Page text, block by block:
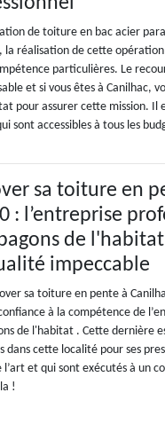
de toiture en bac acier
la réalisation de cette
particulières. Le
et si vous êtes à Canilhac,
pour assurer cette mission. Il
sont accessibles à tous les
sa toiture en
: l’entreprise
de
impeccable
sa toiture en pente à
à la compétence de
de l'habitat . Cette dernière
dans cette localité pour ses
l’art et qui sont exécutés à un
!